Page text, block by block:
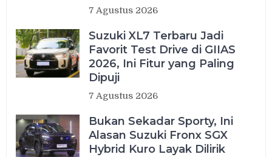
7 Agustus 2026
Suzuki XL7 Terbaru Jadi
Favorit Test Drive di GIIAS
2026, Ini Fitur yang Paling
Dipuji
7 Agustus 2026
Bukan Sekadar Sporty, Ini
Alasan Suzuki Fronx SGX
Hybrid Kuro Layak Dilirik